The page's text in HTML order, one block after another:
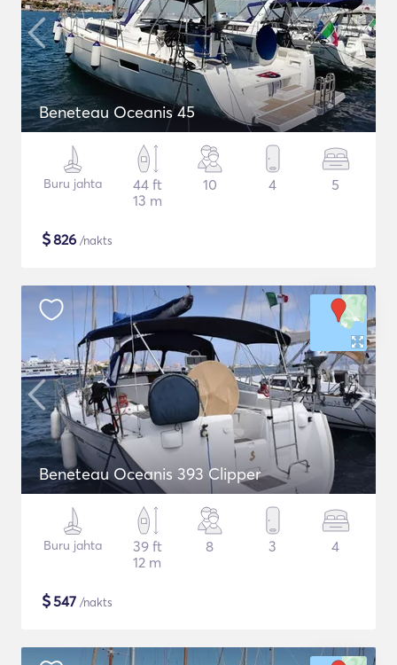
Beneteau Oceanis 45
Buru jahta
44 ft
13 m
10 4 5
$826 /nakts
Beneteau Oceanis 393 Clipper
Buru jahta
39 ft
12 m
8 3 4
$547 /nakts